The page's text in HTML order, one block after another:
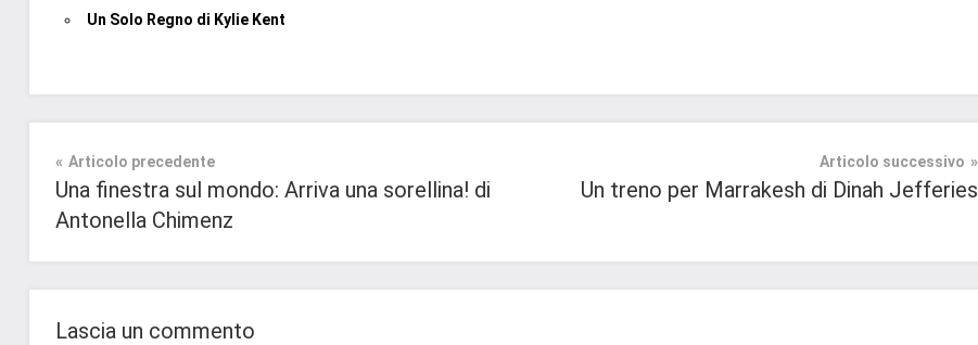
Un Solo Regno di Kylie Kent
#blogger,
#bloggerlife,
#book,
#historicalromance,
Prossime
Romance
Storico
Navigazione
articoli
Articolo precedente
Una finestra sul mondo: Arriva una sorellina! di
Antonella Chimenz
Articolo successivo
Un treno per Marrakesh di Dinah Jefferies
Lascia un commento